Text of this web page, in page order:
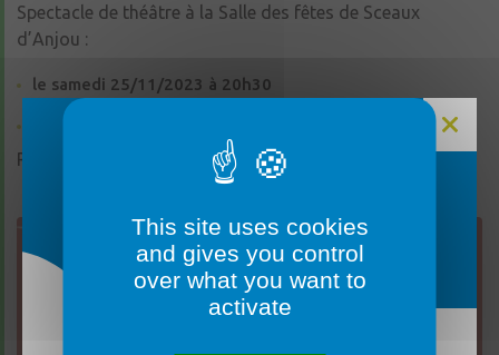
Spectacle de théâtre à la Salle des fêtes de Sceaux
d’Anjou :
le samedi 25/11/2023 à 20h30
Réservations : jaide.haiti@aol.fr ou au 06 71 98 87 6
This site uses cookies
and gives you control
over what you want to
activate